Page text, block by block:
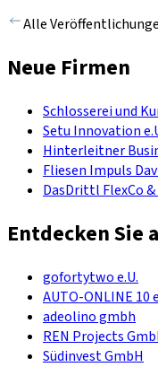
Alle
Neue Firmen
Schlosserei und
Setu Innovation
Hinterleitner
Fliesen Impuls
DasDrittl FlexCo &
Entdecken Sie
gofortytwo e.U.
AUTO-ONLINE 10
adeolino gmbh
REN Projects
Südinvest GmbH